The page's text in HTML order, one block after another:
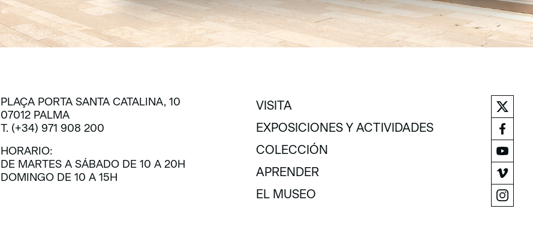
PLAÇA PORTA SANTA CATALINA, 10
07012 PALMA
T. (+34) 971 908 200
HORARIO:
DE MARTES A SÁBADO DE 10 A 20H
DOMINGO DE 10 A 15H
VISITA
VISITA
EXPOSICIONES Y ACTIVIDADES
EXPOSICIONES Y ACTIVIDADES
COLECCIÓN
COLECCIÓN
APRENDER
APRENDER
EL MUSEO